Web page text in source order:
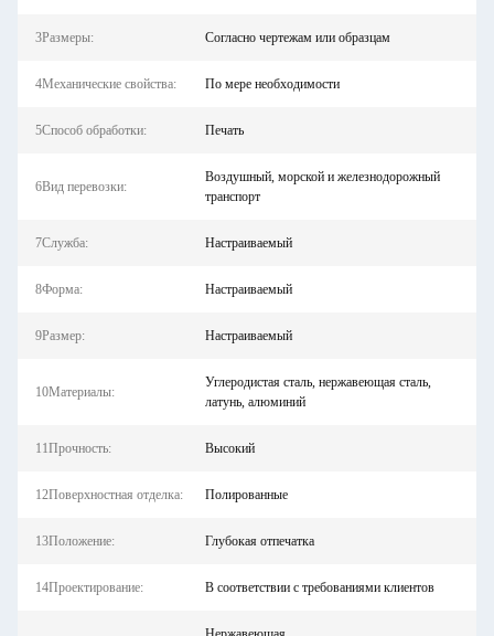
3Размеры: Согласно чертежам или образцам
4Механические свойства: По мере необходимости
5Способ обработки: Печать
6Вид перевозки:
Воздушный, морской и железнодорожный
транспорт
7Служба: Настраиваемый
8Форма: Настраиваемый
9Размер: Настраиваемый
10Материалы:
Углеродистая сталь, нержавеющая сталь,
латунь, алюминий
11Прочность: Высокий
12Поверхностная отделка: Полированные
13Положение: Глубокая отпечатка
14Проектирование: В соответствии с требованиями клиентов